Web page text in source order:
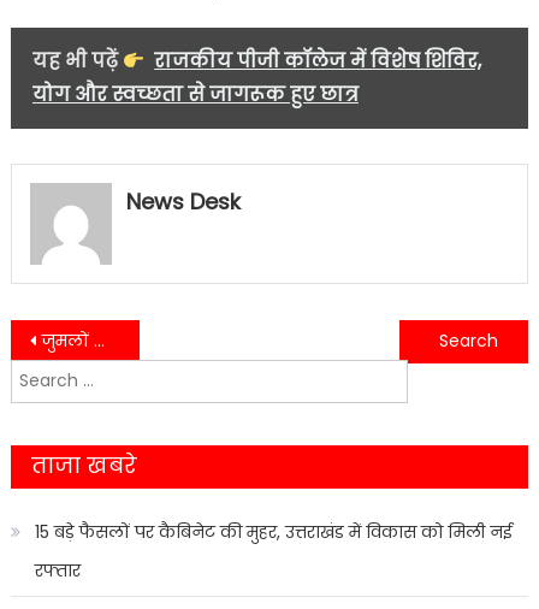
यह भी पढ़ें
राजकीय पीजी कॉलेज में विशेष शिविर,
योग और स्वच्छता से जागरूक हुए छात्र
News Desk
Post
navigation
जुमलों के सिवा भाजपा सरकार नहीं : अलका पाल……
दिल्ली से लग्जरी कार में आते थे चोरी करने, दंपति गिरफ्तार, मां फरार; जानें पूरा मामला…….
Search
for:
ताजा खबरे
15 बड़े फैसलों पर कैबिनेट की मुहर, उत्तराखंड में विकास को मिली नई
रफ्तार